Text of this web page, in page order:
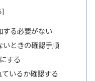
る必要がない
ときの確認手順
する
いるか確認する